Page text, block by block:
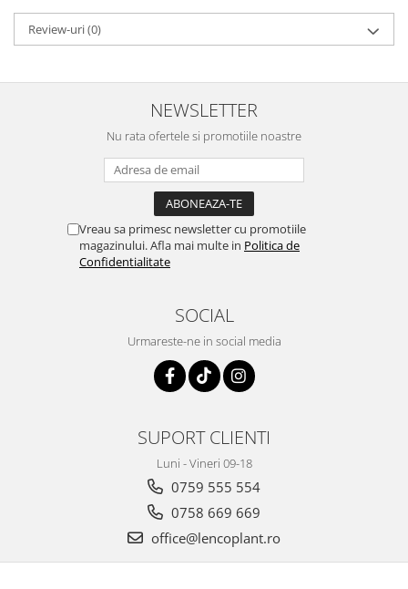
Review-uri(0)
NEWSLETTER
Nu rata ofertele si promotiile noastre
Vreau sa primesc newsletter cu promotiile
magazinului. Afla mai multe in Politica de
Confidentialitate
SOCIAL
Urmareste-ne in social media
SUPORT CLIENTI
Luni - Vineri 09-18
0759 555 554
0758 669 669
office@lencoplant.ro